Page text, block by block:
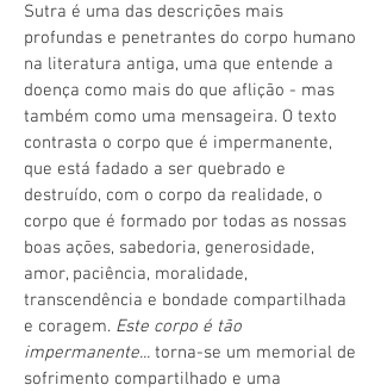
Sutra é uma das descrições mais
profundas e penetrantes do corpo humano
na literatura antiga, uma que entende a
doença como mais do que aflição - mas
também como uma mensageira. O texto
contrasta o corpo que é impermanente,
que está fadado a ser quebrado e
destruído, com o corpo da realidade, o
corpo que é formado por todas as nossas
boas ações, sabedoria, generosidade,
amor, paciência, moralidade,
transcendência e bondade compartilhada
e coragem. Este corpo é tão
impermanente... torna-se um memorial de
sofrimento compartilhado e uma